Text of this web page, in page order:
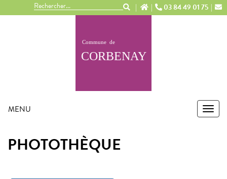
03 84 49 01 75
MENU
PHOTOTHÈQUE
Panneau de gestion des cookies